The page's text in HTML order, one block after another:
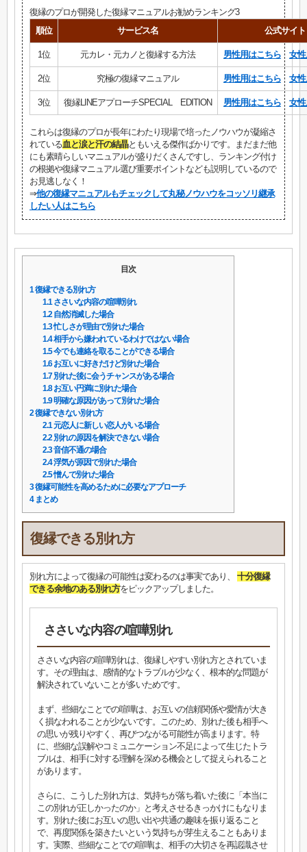
復縁のプロが開発した復縁マニュアルお勧めランキング3
順位
サービス名 公式サイト
1位 元カレ・元カノと復縁する方法 男性用はこちら 女
2位 究極の復縁マニュアル 男性用はこちら 女
3位 復縁LINEアプローチSPECIAL EDITION 男性用はこちら 女
これらは復縁のプロが長年にわたり現場で培ったノウハウが凝縮さ
れている血と涙と汗の結晶ともいえる傑作ばかりです。まだまだ他
にも素晴らしいマニュアルが盛りだくさんですし、ランキング付け
の根拠や復縁マニュアル選び重要ポイントなども説明しているので
お見逃しなく！
⇒他の復縁マニュアルもチェックして丸秘ノウハウをコッソリ継承
したい人はこちら
目次
1復縁できる別れ方
1.1ささいな内容の喧嘩別れ
1.2自然消滅した場合
1.3忙しさが理由で別れた場合
1.4相手から嫌われているわけではない場合
1.5今でも連絡を取ることができる場合
1.6お互いに好きだけど別れた場合
1.7別れた後に会うチャンスがある場合
1.8お互い円満に別れた場合
1.9明確な原因があって別れた場合
2復縁できない別れ方
2.1元恋人に新しい恋人がいる場合
2.2別れの原因を解決できない場合
2.3音信不通の場合
2.4浮気が原因で別れた場合
2.5憎んで別れた場合
3復縁可能性を高めるために必要なアプローチ
4まとめ
復縁できる別れ方
別れ方によって復縁の可能性は変わるのは事実であり、 十分復縁
できる余地のある別れ方をピックアップしました。
ささいな内容の喧嘩別れ
ささいな内容の喧嘩別れは、復縁しやすい別れ方とされていま
す。その理由は、感情的なトラブルが少なく、根本的な問題が
解決されていないことが多いためです。
まず、些細なことでの喧嘩は、お互いの信頼関係や愛情が大き
く損なわれることが少ないです。このため、別れた後も相手へ
の思いが残りやすく、再びつながる可能性が高まります。特
に、些細な誤解やコミュニケーション不足によって生じたトラ
ブルは、相手に対する理解を深める機会として捉えられること
があります。
さらに、こうした別れ方は、気持ちが落ち着いた後に「本当に
この別れが正しかったのか」と考えさせるきっかけにもなりま
す。別れた後にお互いの思い出や共通の趣味を振り返ること
で、再度関係を築きたいという気持ちが芽生えることもありま
す。実際、些細なことでの喧嘩は、相手の大切さを再認識させ